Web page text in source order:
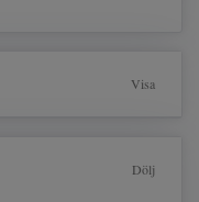
Visa
Dölj